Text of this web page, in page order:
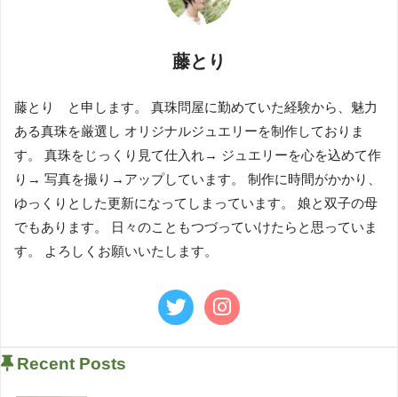
藤とり
藤とり と申します。 真珠問屋に勤めていた経験から、魅力
ある真珠を厳選し オリジナルジュエリーを制作しておりま
す。 真珠をじっくり見て仕入れ→ ジュエリーを心を込めて作
り→ 写真を撮り→アップしています。 制作に時間がかかり、
ゆっくりとした更新になってしまっています。 娘と双子の母
でもあります。 日々のこともつづっていけたらと思っていま
す。 よろしくお願いいたします。
Recent Posts